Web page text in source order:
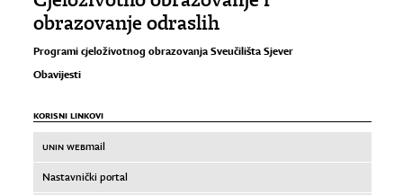
obrazovanje odraslih
Programi cjeloživotnog obrazovanja Sveučilišta Sjever
Obavijesti
KORISNI LINKOVI
UNIN WEBmail
Nastavnički portal